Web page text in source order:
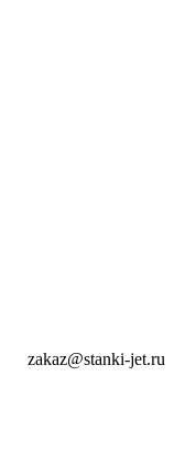
zakaz@stanki-jet.ru